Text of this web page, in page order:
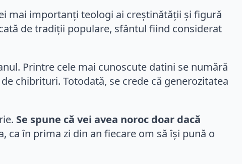
mai importanți teologi ai creștinătății și figură
de tradiții populare, sfântul fiind considerat
Printre cele mai cunoscute datini se numără
chibrituri. Totodată, se crede că generozitatea
Se spune că vei avea noroc doar dacă
ca în prima zi din an fiecare om să își pună o